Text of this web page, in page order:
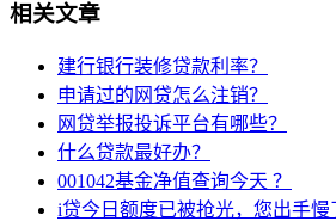
相关文章
建行银行装修贷款利率？
申请过的网贷怎么注销？
网贷举报投诉平台有哪些？
什么贷款最好办？
001042基金净值查询今天 ？
i贷今日额度已被抢光，您出手慢